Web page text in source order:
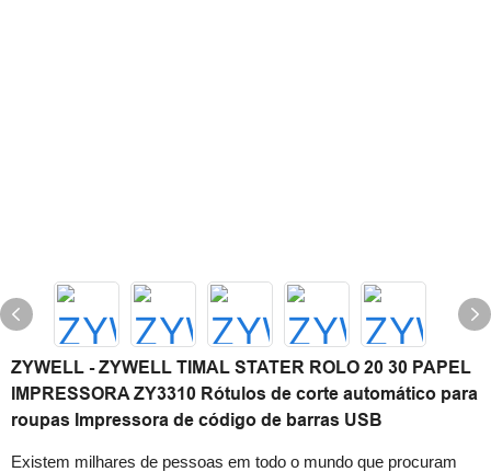
ZYWELL - ZYWELL TIMAL STATER ROLO 20 30 PAPEL
IMPRESSORA ZY3310 Rótulos de corte automático para
roupas Impressora de código de barras USB
Existem milhares de pessoas em todo o mundo que procuram